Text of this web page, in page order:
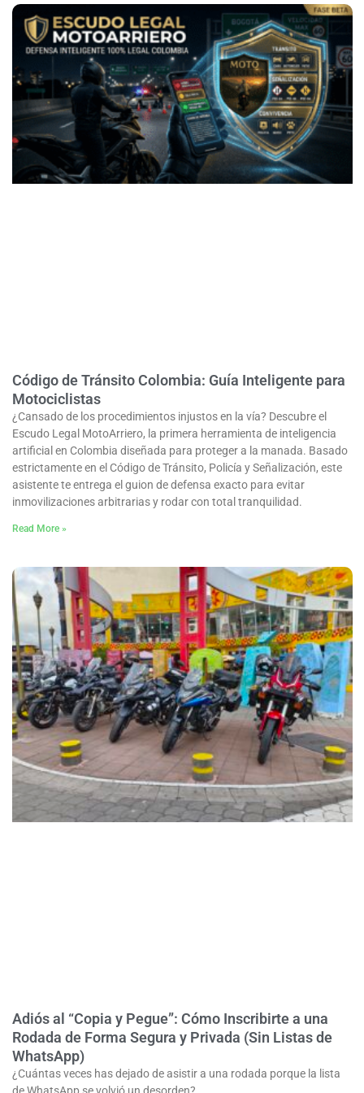
Código de Tránsito Colombia: Guía Inteligente para
Motociclistas
¿Cansado de los procedimientos injustos en la vía? Descubre el
Escudo Legal MotoArriero, la primera herramienta de inteligencia
artificial en Colombia diseñada para proteger a la manada. Basado
estrictamente en el Código de Tránsito, Policía y Señalización, este
asistente te entrega el guion de defensa exacto para evitar
inmovilizaciones arbitrarias y rodar con total tranquilidad.
Read More »
Adiós al “Copia y Pegue”: Cómo Inscribirte a una
Rodada de Forma Segura y Privada (Sin Listas de
WhatsApp)
¿Cuántas veces has dejado de asistir a una rodada porque la lista